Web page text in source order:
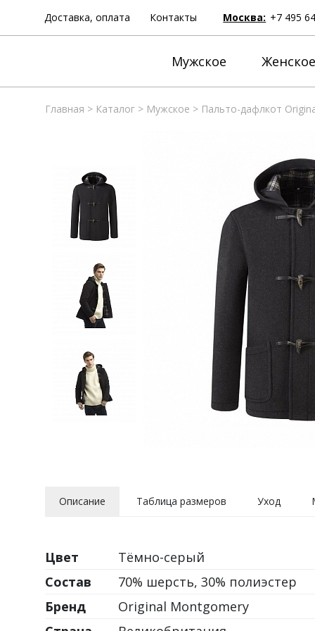
Доставка, оплата Контакты Москва: +7 495
Мужское Женское
Главная > Каталог> Мужское > Пальто-дафлкот
Описание Таблица размеров Уход
Цвет
Тёмно-серый
Состав
70% шерсть, 30% полиэстер
Бренд
Original Montgomery